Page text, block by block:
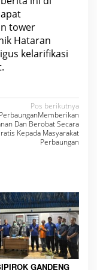
tower
Hataran
kelarifikasi
Pos berikutnya
Dan Berobat Secara
Kepada Masyarakat
Perbaungan
GANDENG